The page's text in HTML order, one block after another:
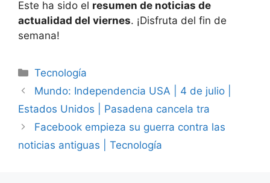
Este ha sido el resumen de noticias de
actualidad del viernes. ¡Disfruta del fin de
semana!
Categorías
Tecnología
Mundo: Independencia USA | 4 de julio |
Estados Unidos | Pasadena cancela tra
Facebook empieza su guerra contra las
noticias antiguas | Tecnología